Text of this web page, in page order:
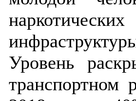
Уровень
транспортном